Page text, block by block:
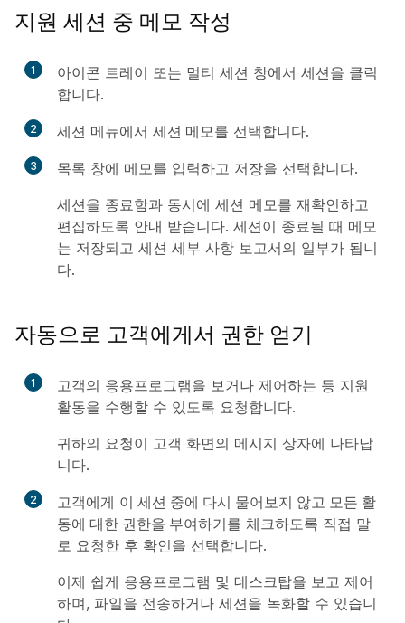
지원 세션 중 메모 작성
1 아이콘 트레이 또는 멀티 세션 창에서 세션을 클릭
합니다.
2 세션 메뉴에서 세션 메모를 선택합니다.
3 목록 창에 메모를 입력하고 저장을 선택합니다.
세션을 종료함과 동시에 세션 메모를 재확인하고
편집하도록 안내 받습니다. 세션이 종료될 때 메모
는 저장되고 세션 세부 사항 보고서의 일부가 됩니
다.
자동으로 고객에게서 권한 얻기
1
고객의 응용프로그램을 보거나 제어하는 등 지원
활동을 수행할 수 있도록 요청합니다.
귀하의 요청이 고객 화면의 메시지 상자에 나타납
니다.
2 고객에게 이 세션 중에 다시 물어보지 않고 모든 활
동에 대한 권한을 부여하기를 체크하도록 직접 말
로 요청한 후 확인을 선택합니다.
이제 쉽게 응용프로그램 및 데스크탑을 보고 제어
하며, 파일을 전송하거나 세션을 녹화할 수 있습니